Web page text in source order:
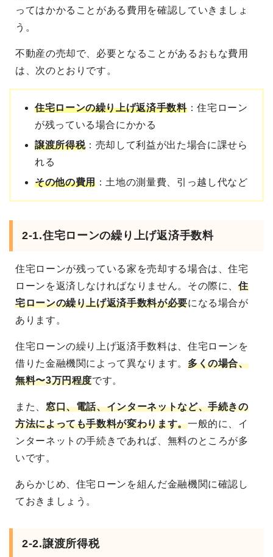
ってはかかることがある費用を確認していきましょ
う。
不動産の売却で、必要となることがあるおもな費用
は、次のとおりです。
住宅ローンの繰り上げ返済手数料：住宅ローン
が残っている場合にかかる
譲渡所得税：売却して利益が出た場合に課せら
れる
その他の費用：土地の測量費、引っ越し代など
2-1.住宅ローンの繰り上げ返済手数料
住宅ローンが残っている家を売却する場合は、住宅
ローンを返済しなければなりません。その際に、住
宅ローンの繰り上げ返済手数料が必要になる場合が
あります。
住宅ローンの繰り上げ返済手数料は、住宅ローンを
借りた金融機関によって異なります。 多くの場合、
無料〜3万円程度です。
また、 窓口、電話、インターネットなど、手続きの
方法によっても手数料が変わります。一般的に、イ
ンターネットの手続きであれば、無料のところが多
いです。
あらかじめ、住宅ローンを組んだ金融機関に確認し
ておきましょう。
2-2.譲渡所得税